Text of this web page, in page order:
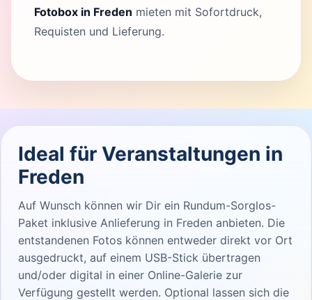
Fotobox in Freden mieten mit Sofortdruck,
Requisten und Lieferung.
Ideal für Veranstaltungen in
Freden
Auf Wunsch können wir Dir ein Rundum-Sorglos-
Paket inklusive Anlieferung in Freden anbieten. Die
entstandenen Fotos können entweder direkt vor Ort
ausgedruckt, auf einem USB-Stick übertragen
und/oder digital in einer Online-Galerie zur
Verfügung gestellt werden. Optional lassen sich die